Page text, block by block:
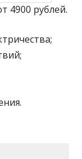
4900 рублей.